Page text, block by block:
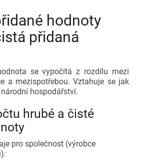
hodnoty
přidaná
se vypočítá z rozdílu mezi
a mezispotřebou. Vztahuje se jak
hospodářství.
hrubé a čisté
pro společnost (výrobce